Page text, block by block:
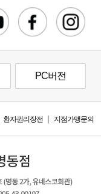
PC버전
환자권리장전 지점가맹문의